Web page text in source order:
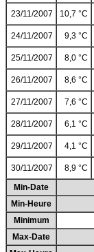
23/11/2007 10,7 °C
24/11/2007 9,3 °C
25/11/2007 8,0 °C
26/11/2007 8,6 °C
27/11/2007 7,6 °C
28/11/2007 6,1 °C
29/11/2007 4,1 °C
30/11/2007 8,9 °C
Min-Date
Min-Heure
Minimum
Max-Date